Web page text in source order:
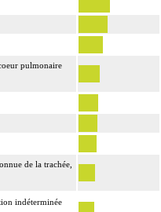
pulmonaire
de la trachée,
indéterminée